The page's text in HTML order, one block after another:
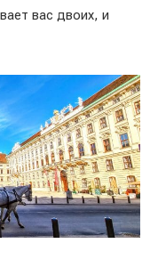
вас двоих, и